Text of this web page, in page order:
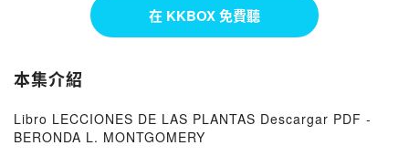
在 KKBOX 免費聽
本集介紹
Libro LECCIONES DE LAS PLANTAS Descargar PDF -
BERONDA L. MONTGOMERY